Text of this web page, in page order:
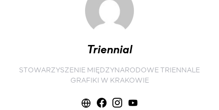
Triennial
STOWARZYSZENIE MIĘDZYNARODOWE TRIENNALE
GRAFIKI W KRAKOWIE